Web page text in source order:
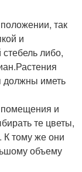
так
и
либо,
должны иметь
помещения и
те цветы,
К тому же они
объему